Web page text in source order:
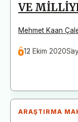
VE
Mehmet Kaan
12 Ekim 2020
ARAŞTIRMA